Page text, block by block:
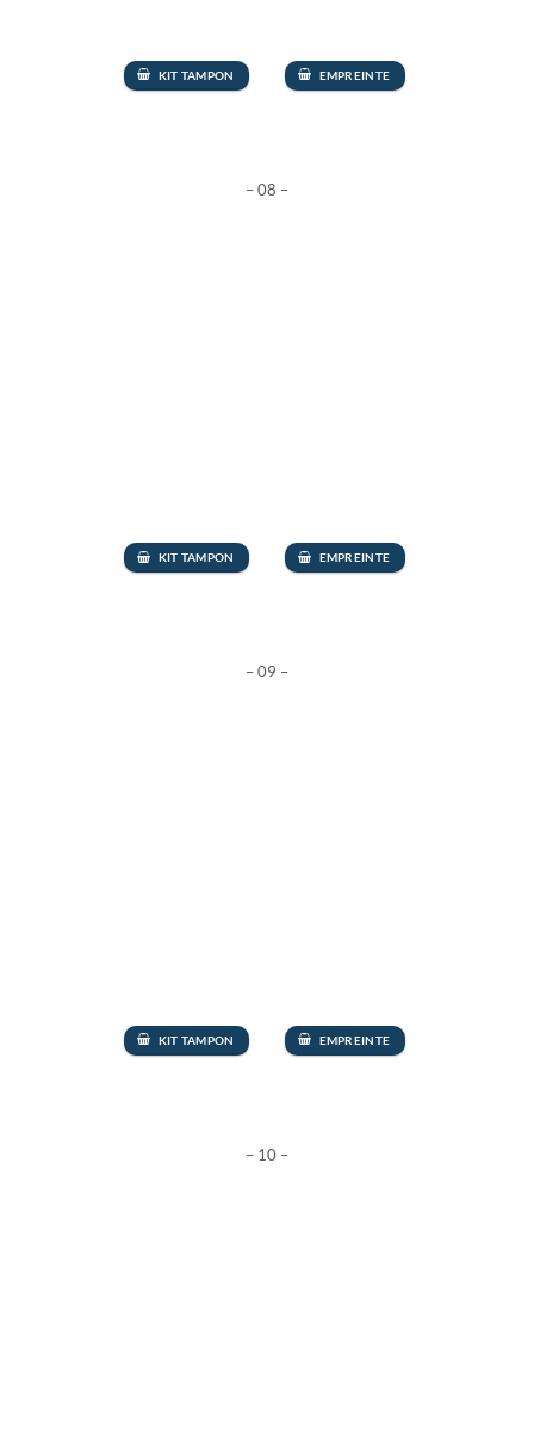
KIT TAMPON EMPREINTE
– 08 –
KIT TAMPON EMPREINTE
– 09 –
KIT TAMPON EMPREINTE
– 10 –